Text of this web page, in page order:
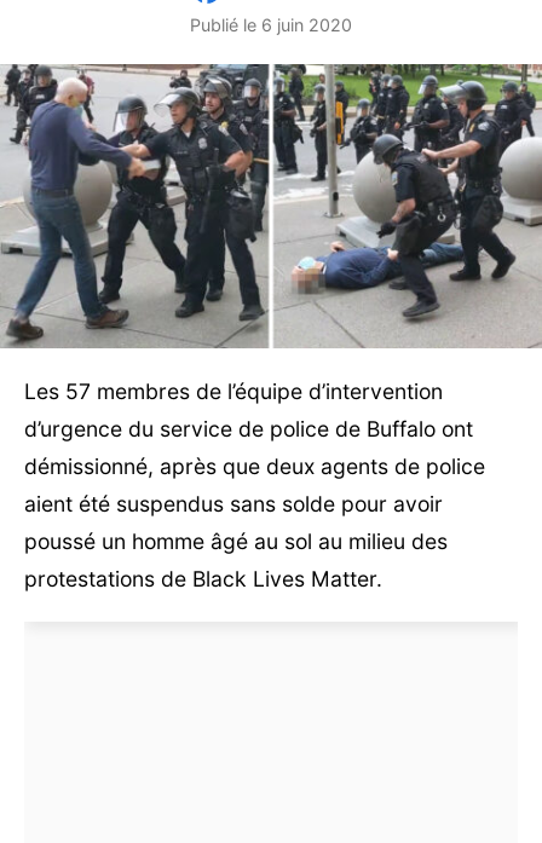
Publié le 6 juin 2020
Les 57 membres de l’équipe d’intervention
d’urgence du service de police de Buffalo ont
démissionné, après que deux agents de police
aient été suspendus sans solde pour avoir
poussé un homme âgé au sol au milieu des
protestations de Black Lives Matter.